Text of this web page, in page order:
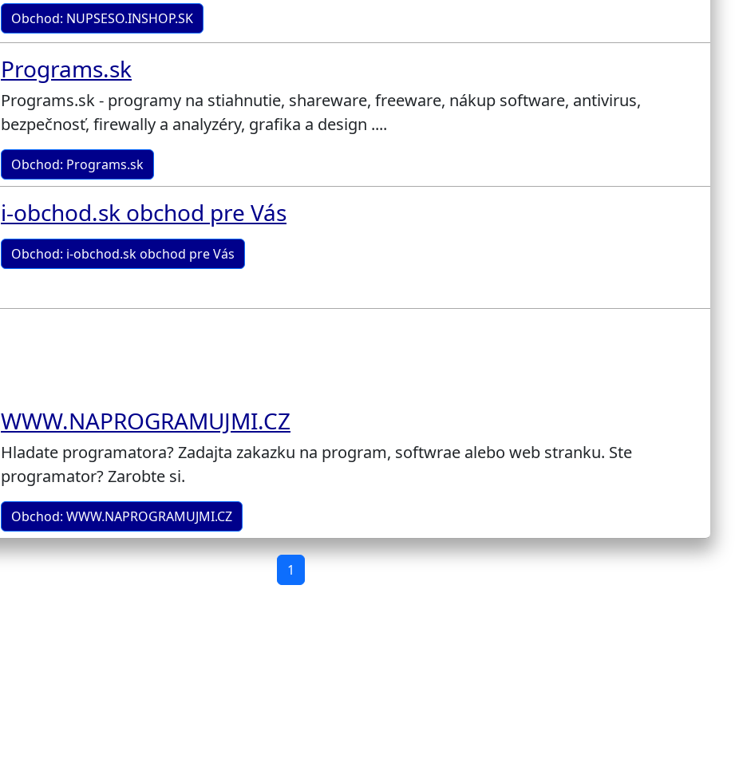
Obchod: NUPSESO.INSHOP.SK
Programs.sk
Programs.sk - programy na stiahnutie, shareware, freeware, nákup software, antivirus,
bezpečnosť, firewally a analyzéry, grafika a design ....
Obchod: Programs.sk
i-obchod.sk obchod pre Vás
Obchod: i-obchod.sk obchod pre Vás
WWW.NAPROGRAMUJMI.CZ
Hladate programatora? Zadajta zakazku na program, softwrae alebo web stranku. Ste
programator? Zarobte si.
Obchod: WWW.NAPROGRAMUJMI.CZ
1